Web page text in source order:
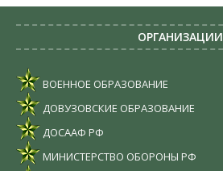
ОРГАНИЗАЦИИ
ВОЕННОЕ ОБРАЗОВАНИЕ
ДОВУЗОВСКИЕ ОБРАЗОВАНИЕ
ДОСААФ РФ
МИНИСТЕРСТВО ОБОРОНЫ РФ